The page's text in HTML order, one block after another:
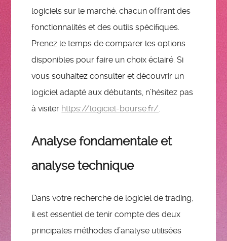
logiciels sur le marché, chacun offrant des
fonctionnalités et des outils spécifiques.
Prenez le temps de comparer les options
disponibles pour faire un choix éclairé. Si
vous souhaitez consulter et découvrir un
logiciel adapté aux débutants, n’hésitez pas
à visiter https://logiciel-bourse.fr/
Analyse fondamentale et
analyse technique
Dans votre recherche de logiciel de trading,
il est essentiel de tenir compte des deux
principales méthodes d’analyse utilisées